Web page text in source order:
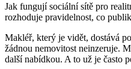
Jak fungují sociální sítě pro
rozhoduje pravidelnost, co
Makléř, který je vidět, dostává
žádnou nemovitost neinzeruje.
další nabídkou. A to už je často